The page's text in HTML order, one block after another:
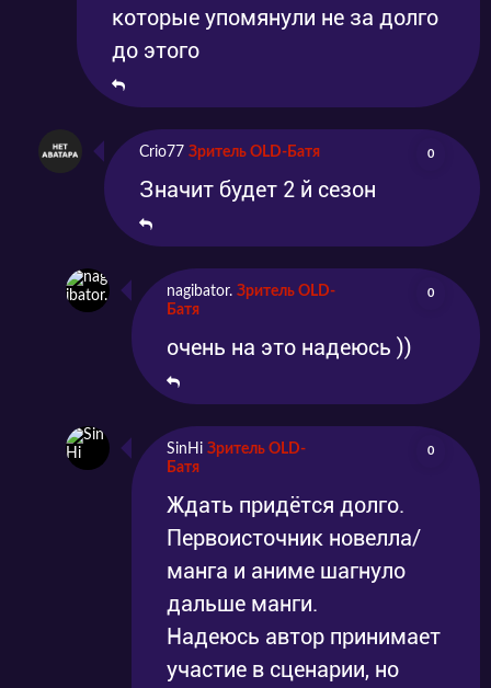
которые упомянули не за долго
до этого
Crio77 Зритель OLD-Батя 0
Значит будет 2 й сезон
nagibator. Зритель OLD-
Батя
0
очень на это надеюсь ))
SinHi Зритель OLD-
Батя
0
Ждать придётся долго.
Первоисточник новелла/
манга и аниме шагнуло
дальше манги.
Надеюсь автор принимает
участие в сценарии, но